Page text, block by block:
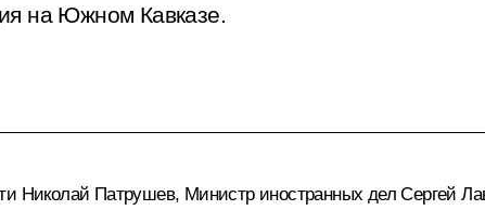
на Южном Кавказе.
Николай Патрушев, Министр иностранных делСергей